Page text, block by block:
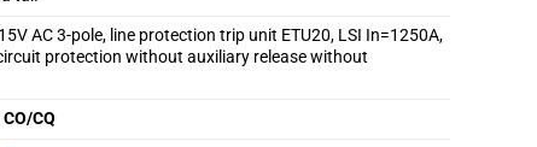
AC 3-pole, line protection trip unit ETU20, LSI In=1250A,
protection without auxiliary release without
CO/CQ